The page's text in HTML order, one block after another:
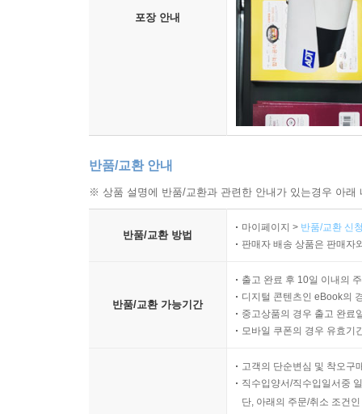
포장 안내
반품/교환 안내
※ 상품 설명에 반품/교환과 관련한 안내가 있는경우 아
반품/교환 방법
마이페이지 > 반품/교환 신
판매자 배송 상품은 판매자
반품/교환 가능기간
출고 완료 후 10일 이내의
디지털 콘텐츠인 eBook의
중고상품의 경우 출고 완료
모바일 쿠폰의 경우 유효기
고객의 단순변심 및 착오구
직수입양서/직수입일서중
단, 아래의 주문/취소 조건